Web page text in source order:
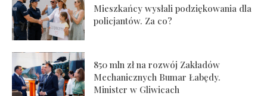
Mieszkańcy wysłali podziękowania dla
policjantów. Za co?
850 mln zł na rozwój Zakładów
Mechanicznych Bumar Łabędy.
Minister w Gliwicach